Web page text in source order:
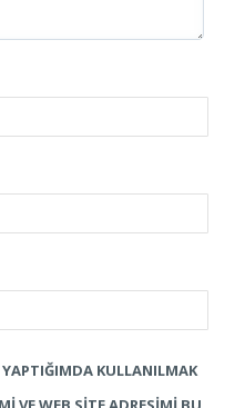
YAPTIĞIMDA KULLANILMAK